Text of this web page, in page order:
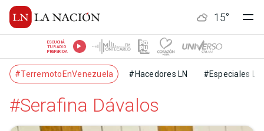
15°
ESCUCHÁ
TU RADIO
PREFERIDA
#TerremotoEnVenezuela #Hacedores LN #Especiales LN
#Serafina Dávalos